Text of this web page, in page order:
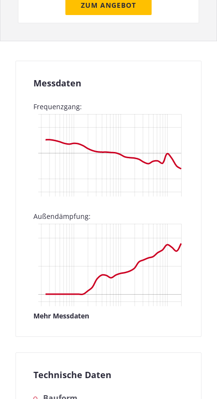
ZUM ANGEBOT
Messdaten
Frequenzgang:
Außendämpfung:
Mehr Messdaten
Technische Daten